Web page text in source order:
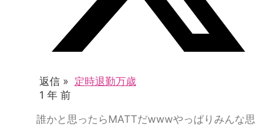
返信 » 定時退勤万歳
1 年 前
誰かと思ったらMATTだwwwやっぱりみんな思